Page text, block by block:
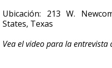
Ubicación: 213 W.
States, Texas
Vea el video para la entrevista